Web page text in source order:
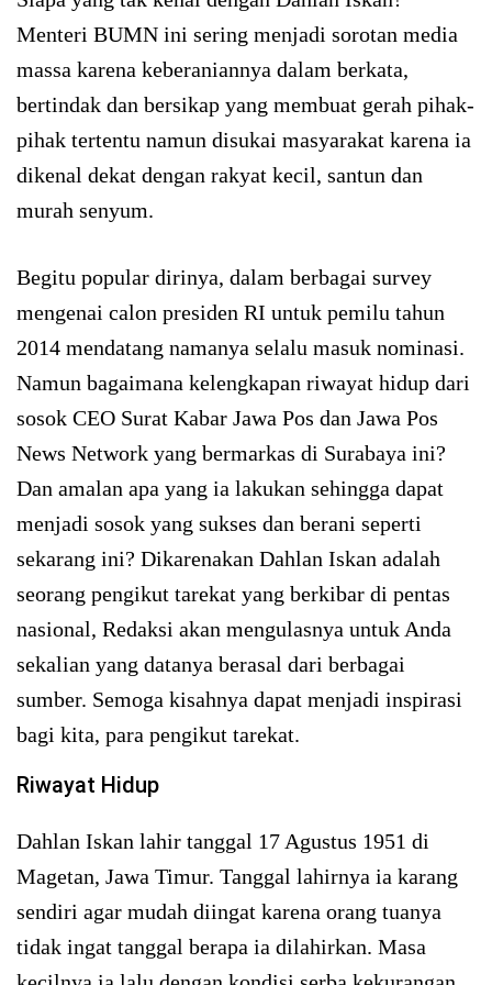
Menteri BUMN ini sering menjadi sorotan media
massa karena keberaniannya dalam berkata,
bertindak dan bersikap yang membuat gerah pihak-
pihak tertentu namun disukai masyarakat karena ia
dikenal dekat dengan rakyat kecil, santun dan
murah senyum.
Begitu popular dirinya, dalam berbagai survey
mengenai calon presiden RI untuk pemilu tahun
2014 mendatang namanya selalu masuk nominasi.
Namun bagaimana kelengkapan riwayat hidup dari
sosok CEO Surat Kabar Jawa Pos dan Jawa Pos
News Network yang bermarkas di Surabaya ini?
Dan amalan apa yang ia lakukan sehingga dapat
menjadi sosok yang sukses dan berani seperti
sekarang ini? Dikarenakan Dahlan Iskan adalah
seorang pengikut tarekat yang berkibar di pentas
nasional, Redaksi akan mengulasnya untuk Anda
sekalian yang datanya berasal dari berbagai
sumber. Semoga kisahnya dapat menjadi inspirasi
bagi kita, para pengikut tarekat.
Riwayat Hidup
Dahlan Iskan lahir tanggal 17 Agustus 1951 di
Magetan, Jawa Timur. Tanggal lahirnya ia karang
sendiri agar mudah diingat karena orang tuanya
tidak ingat tanggal berapa ia dilahirkan. Masa